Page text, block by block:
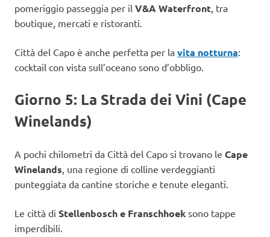
pomeriggio passeggia per il V&A Waterfront , tra
boutique, mercati e ristoranti.
Città del Capo è anche perfetta per la vita notturna:
cocktail con vista sull’oceano sono d’obbligo.
Giorno 5: La Strada dei Vini (Cape
Winelands)
A pochi chilometri da Città del Capo si trovano le Cape
Winelands , una regione di colline verdeggianti
punteggiata da cantine storiche e tenute eleganti.
Le città di Stellenbosch e Franschhoek sono tappe
imperdibili.